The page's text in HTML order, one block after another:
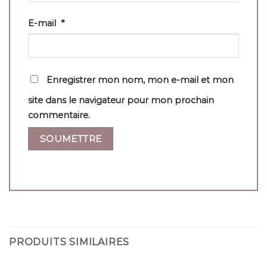
E-mail *
Enregistrer mon nom, mon e-mail et mon
site dans le navigateur pour mon prochain
commentaire.
PRODUITS SIMILAIRES